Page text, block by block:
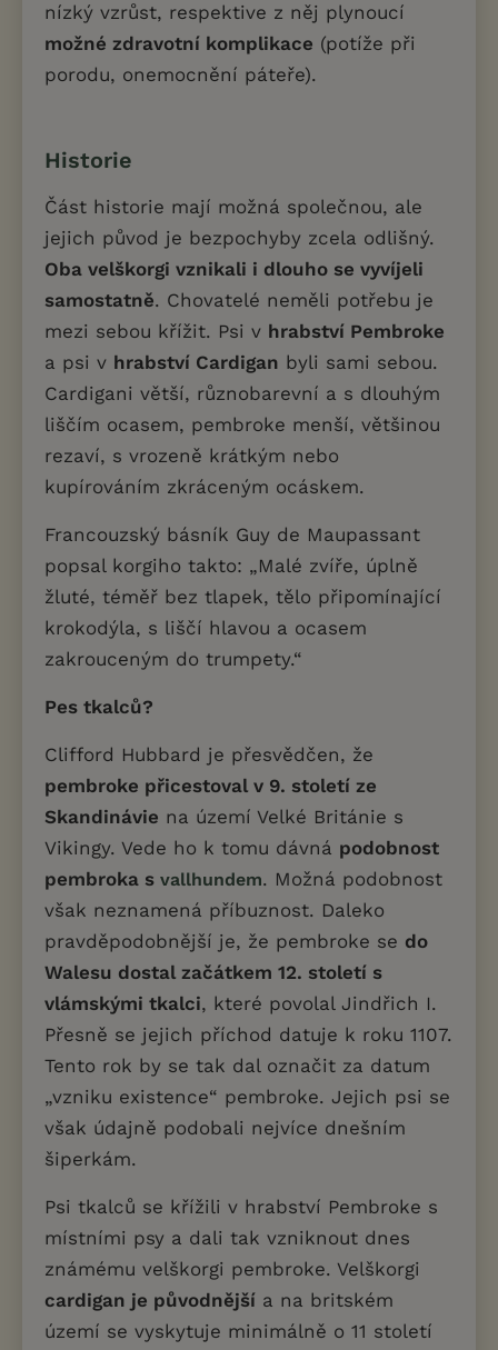
nízký vzrůst, respektive z něj plynoucí
možné zdravotní komplikace (potíže při
porodu, onemocnění páteře).
Historie
Část historie mají možná společnou, ale
jejich původ je bezpochyby zcela odlišný.
Oba velškorgi vznikali i dlouho se vyvíjeli
samostatně. Chovatelé neměli potřebu je
mezi sebou křížit. Psi v hrabství Pembroke
a psi v hrabství Cardigan byli sami sebou.
Cardigani větší, různobarevní a s dlouhým
liščím ocasem, pembroke menší, většinou
rezaví, s vrozeně krátkým nebo
kupírováním zkráceným ocáskem.
Francouzský básník Guy de Maupassant
popsal korgiho takto: „Malé zvíře, úplně
žluté, téměř bez tlapek, tělo připomínající
krokodýla, s liščí hlavou a ocasem
zakrouceným do trumpety.“
Pes tkalců?
Clifford Hubbard je přesvědčen, že
pembroke přicestoval v 9. století ze
Skandinávie na území Velké Británie s
Vikingy. Vede ho k tomu dávná podobnost
pembroka s vallhundem. Možná podobnost
však neznamená příbuznost. Daleko
pravděpodobnější je, že pembroke se do
Walesu dostal začátkem 12. století s
vlámskými tkalci, které povolal Jindřich I.
Přesně se jejich příchod datuje k roku 1107.
Tento rok by se tak dal označit za datum
„vzniku existence“ pembroke. Jejich psi se
však údajně podobali nejvíce dnešním
šiperkám.
Psi tkalců se křížili v hrabství Pembroke s
místními psy a dali tak vzniknout dnes
známému velškorgi pembroke. Velškorgi
cardigan je původnější a na britském
území se vyskytuje minimálně o 11 století